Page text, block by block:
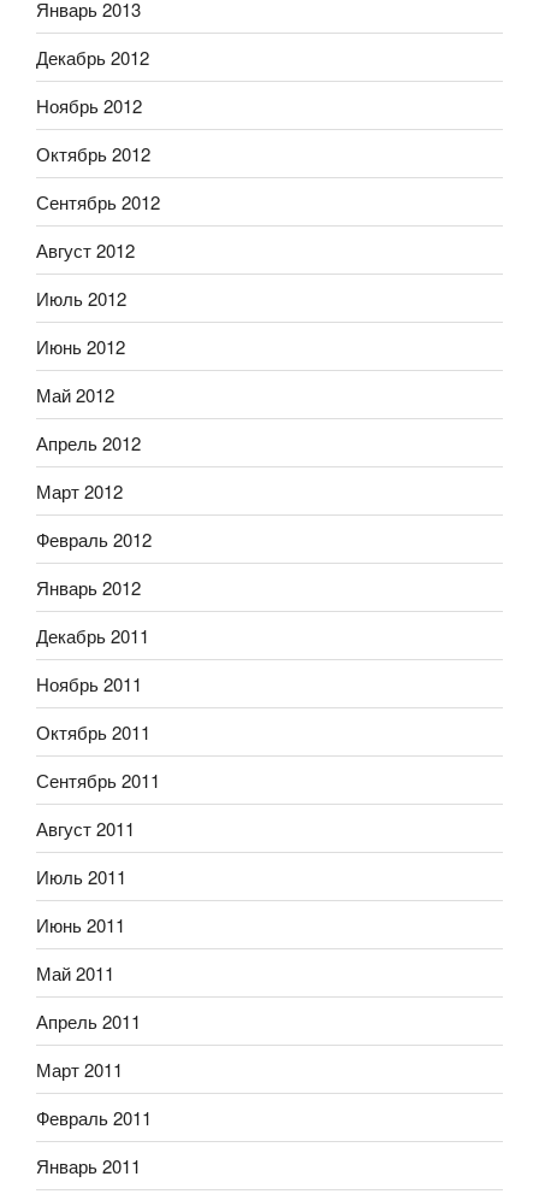
Январь 2013
Декабрь 2012
Ноябрь 2012
Октябрь 2012
Сентябрь 2012
Август 2012
Июль 2012
Июнь 2012
Май 2012
Апрель 2012
Март 2012
Февраль 2012
Январь 2012
Декабрь 2011
Ноябрь 2011
Октябрь 2011
Сентябрь 2011
Август 2011
Июль 2011
Июнь 2011
Май 2011
Апрель 2011
Март 2011
Февраль 2011
Январь 2011